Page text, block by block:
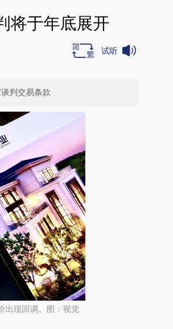
将于年底展开
试听
判交易条款
出现回调。图：视觉